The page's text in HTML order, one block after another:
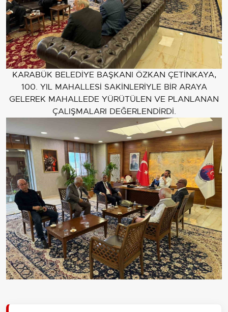
KARABÜK BELEDİYE BAŞKANI ÖZKAN ÇETİNKAYA,
100. YIL MAHALLESİ SAKİNLERİYLE BİR ARAYA
GELEREK MAHALLEDE YÜRÜTÜLEN VE PLANLANAN
ÇALIŞMALARI DEĞERLENDİRDİ.